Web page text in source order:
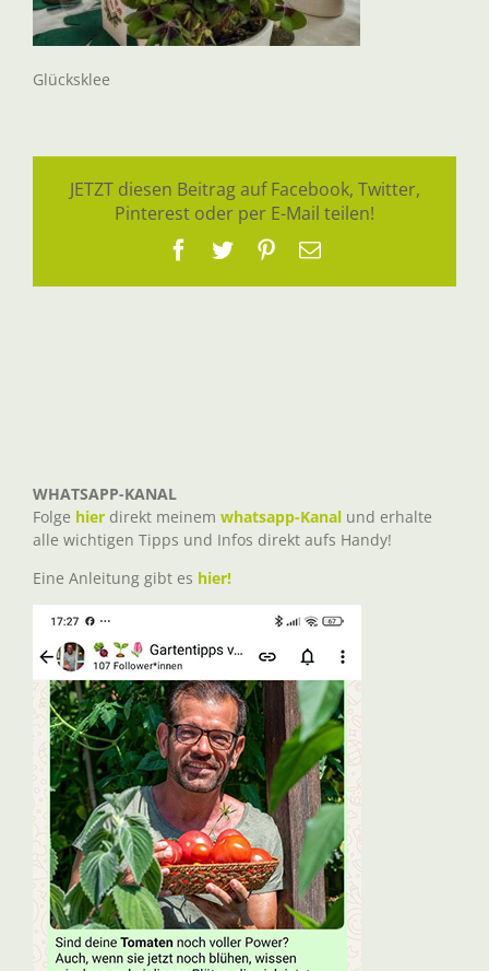
Glücksklee
JETZT diesen Beitrag auf Facebook, Twitter,
Pinterest oder per E-Mail teilen!
Facebook
TwitterPinterest
E-
WHATSAPP-KANAL
Folge hier direkt meinem whatsapp-Kanal und erhalte
alle wichtigen Tipps und Infos direkt aufs Handy!
Eine Anleitung gibt es hier!